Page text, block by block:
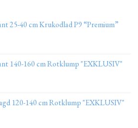
25-40 cm Krukodlad P9 “Premium”
140-160 cm Rotklump "EXKLUSIV"
120-140 cm Rotklump "EXKLUSIV"